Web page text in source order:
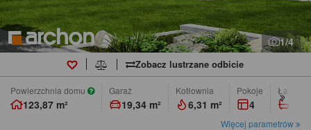
1/4
Zobacz lustrzane odbicie
Powierzchnia domu
123,87 m²
Garaż
19,34 m²
Kotłownia
6,31 m²
pokoje
4
Więcej parametrów